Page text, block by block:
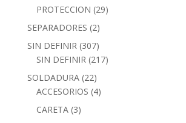
PROTECCION (29)
SEPARADORES (2)
SIN DEFINIR (307)
SIN DEFINIR (217)
SOLDADURA (22)
ACCESORIOS (4)
CARETA (3)